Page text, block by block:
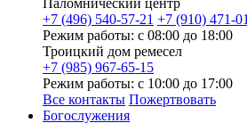
Паломнический центр
+7 (496) 540-57-21 +7 (910) 471-
Режим работы: с 08:00 до 18:00
Троицкий дом ремесел
+7 (985) 967-65-15
Режим работы: с 10:00 до 17:00
Все контакты Пожертвовать
Богослужения